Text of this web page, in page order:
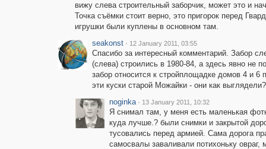
вижу слева строительный заборчик, может это и
Точка съёмки стоит верно, это пригорок перед
игрушки были куплены в основном там.
seakonst · 12 January 2011, 03:55
Спасибо за интересный комментарий. Забор
(слева) строились в 1980-84, а здесь явно не
забор относится к стройплощадке домов 4 и
эти куски старой Можайки - они как
noginka · 13 January 2011, 10:32
Я снимал там, у меня есть маленькая
куда лучше.? были снимки и закрытой
тусовались перед армией. Сама дорога
самосвалы заваливали потихоньку